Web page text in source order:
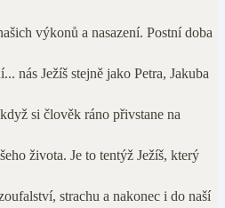
výkonů a nasazení. Postní doba
nás Ježíš stejně jako Petra, Jakuba
si člověk ráno přivstane na
života. Je to tentýž Ježíš, který
strachu a nakonec i do naší